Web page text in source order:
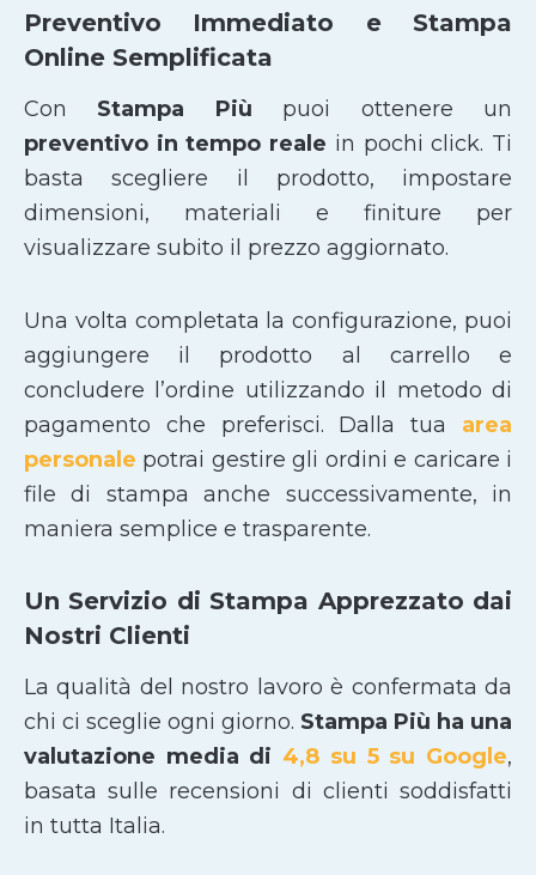
Preventivo Immediato e Stampa
Online Semplificata
Con Stampa Più puoi ottenere un
preventivo in tempo reale in pochi click. Ti
basta scegliere il prodotto, impostare
dimensioni, materiali e finiture per
visualizzare subito il prezzo aggiornato.
Una volta completata la configurazione, puoi
aggiungere il prodotto al carrello e
concludere l’ordine utilizzando il metodo di
pagamento che preferisci. Dalla tua area
personale potrai gestire gli ordini e caricare i
file di stampa anche successivamente, in
maniera semplice e trasparente.
Un Servizio di Stampa Apprezzato dai
Nostri Clienti
La qualità del nostro lavoro è confermata da
chi ci sceglie ogni giorno. Stampa Più ha una
valutazione media di 4,8 su 5 su Google,
basata sulle recensioni di clienti soddisfatti
in tutta Italia.